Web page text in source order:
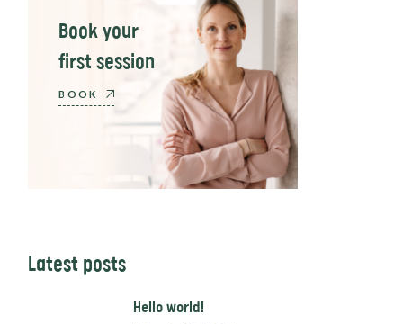
Book your
first session
BOOK
Latest posts
Hello world!